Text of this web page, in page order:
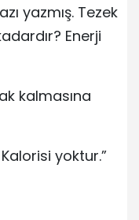
yazmış. Tezek
Enerji
kalmasına
yoktur.”